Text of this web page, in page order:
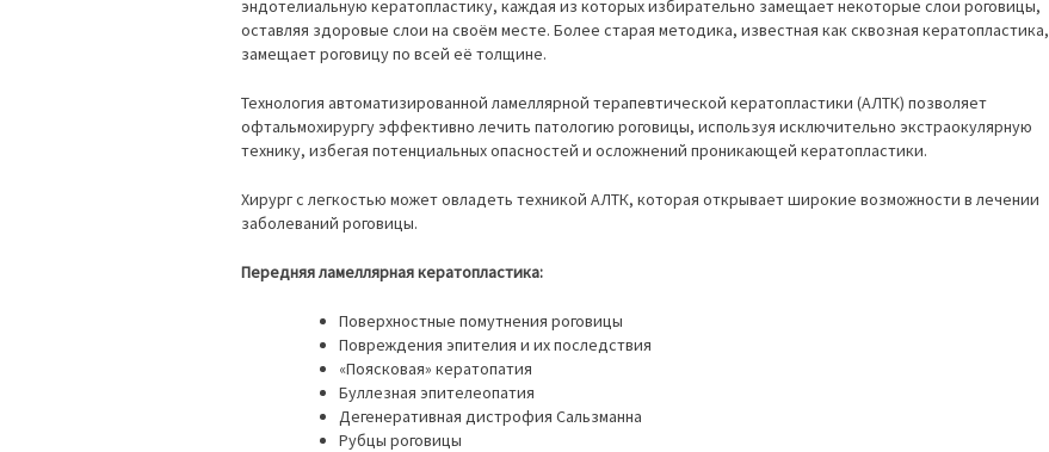
эндотелиальную кератопластику, каждая из которых избирательно замещает некоторые слои роговицы,
оставляя здоровые слои на своём месте. Более старая методика, известная как сквозная кератопластика,
замещает роговицу по всей её толщине.
Технология автоматизированной ламеллярной терапевтической кератопластики (АЛТК) позволяет
офтальмохирургу эффективно лечить патологию роговицы, используя исключительно экстраокулярную
технику, избегая потенциальных опасностей и осложнений проникающей кератопластики.
Хирург с легкостью может овладеть техникой АЛТК, которая открывает широкие возможности в лечении
заболеваний роговицы.
Передняя ламеллярная кератопластика:
Поверхностные помутнения роговицы
Повреждения эпителия и их последствия
«Поясковая» кератопатия
Буллезная эпителеопатия
Дегенеративная дистрофия Сальзманна
Рубцы роговицы